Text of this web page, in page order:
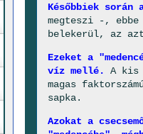
Későbbiek
megteszi -,
belekerül, az
Ezeket a
víz mellé.
A kis
magas
sapka.
Azokat a